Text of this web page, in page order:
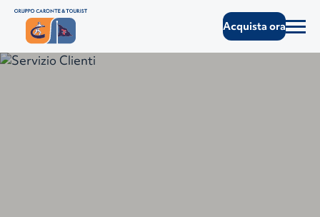
Acquista ora